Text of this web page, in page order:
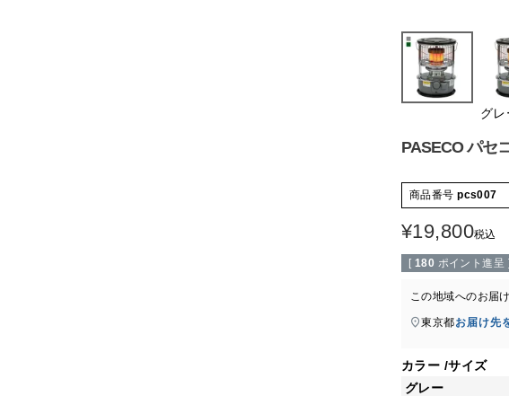
グレ
PASECO パセ
商品番号 pcs007
¥19,800税込
[ 180 ポイント進呈 ]
この地域へのお届
東京都お届け先
カラー サイズ
グレー